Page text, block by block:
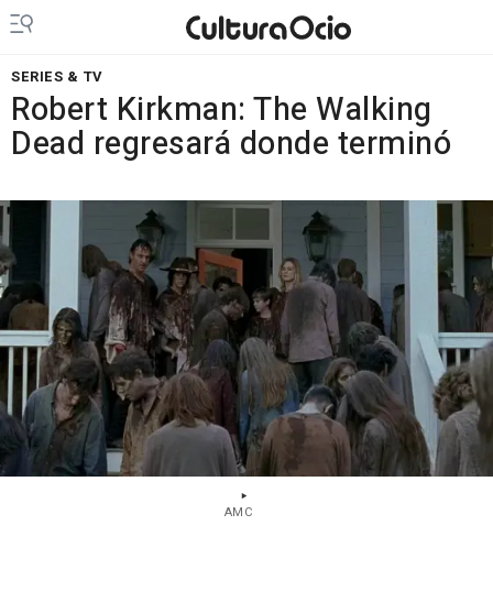
SERIES & TV
Robert Kirkman: The Walking
Dead regresará donde terminó
AMC